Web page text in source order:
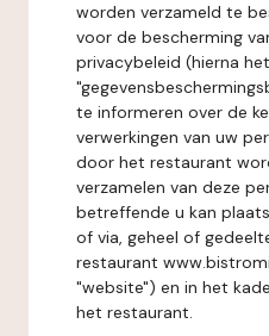
worden verzameld te
voor de bescherming
privacybeleid (hierna het
te informeren over de
verwerkingen van uw
door het restaurant
verzamelen van deze
betreffende u kan
of via, geheel of
restaurant
"website") en in het
het restaurant.